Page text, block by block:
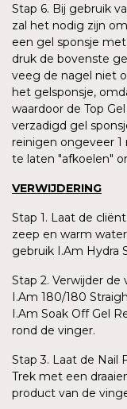
Stap 6. Bij gebruik
zal het nodig zijn
een gel sponsje
druk de bovenste
veeg de nagel niet
het gelsponsje,
waardoor de Top
verzadigd gel
reinigen ongeveer
te laten "afkoelen"
VERWIJDERING
Stap 1. Laat de
zeep en warm
gebruik I.Am Hydra
Stap 2. Verwijder
I.Am 180/180
I.Am Soak Off Gel
rond de vinger.
Stap 3. Laat de Nail
Trek met een
product van de